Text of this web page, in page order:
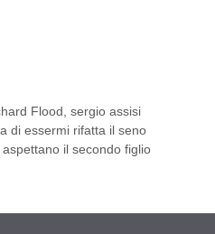
Flood ,sergio assisi
di essermi rifatta il seno
il secondo figlio